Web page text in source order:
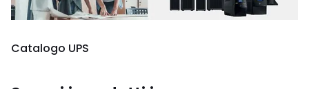
Catalogo UPS